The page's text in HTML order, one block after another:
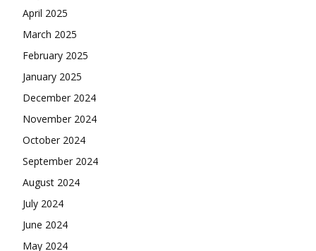
April 2025
March 2025
February 2025
January 2025
December 2024
November 2024
October 2024
September 2024
August 2024
July 2024
June 2024
May 2024